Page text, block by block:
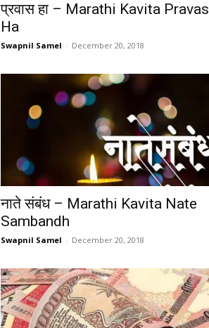
प्रवास हा – Marathi Kavita Pravas
Ha
Swapnil Samel - December 20, 2018
नाते संबंध – Marathi Kavita Nate
Sambandh
Swapnil Samel - December 20, 2018